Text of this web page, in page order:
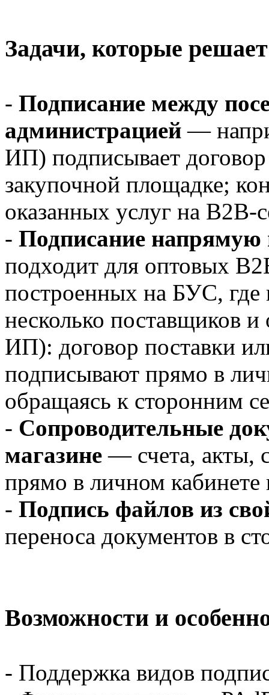
Задачи, которые
- Подписание между
администрацией —
ИП) подписывает
закупочной площадке;
оказанных услуг на B2B-
- Подписание напрямую
подходит для оптовых
построенных на БУС, где
несколько поставщиков
ИП): договор поставки
подписывают прямо в
обращаясь к сторонним
- Сопроводительные
магазине — счета, акты,
прямо в личном кабинете
- Подпись файлов из
переноса документов в
Возможности и
- Поддержка видов